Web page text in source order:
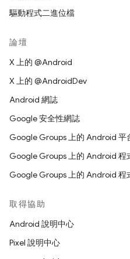
驅動程式二進位檔
論壇
X 上的 @Android
X 上的 @AndroidDev
Android 網誌
Google 安全性網誌
Google Groups 上的 Android 平
Google Groups 上的 Android 程
Google Groups 上的 Android 程
取得協助
Android 說明中心
Pixel 說明中心